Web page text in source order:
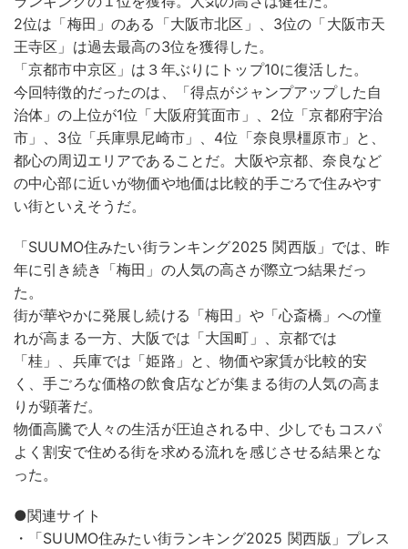
2位は「梅田」のある「大阪市北区」、3位の「大阪市天
王寺区」は過去最高の3位を獲得した。
「京都市中京区」は３年ぶりにトップ10に復活した。
今回特徴的だったのは、「得点がジャンプアップした自
治体」の上位が1位「大阪府箕面市」、2位「京都府宇治
市」、3位「兵庫県尼崎市」、4位「奈良県橿原市」と、
都心の周辺エリアであることだ。大阪や京都、奈良など
の中心部に近いが物価や地価は比較的手ごろで住みやす
い街といえそうだ。
「SUUMO住みたい街ランキング2025 関西版」では、昨
年に引き続き「梅田」の人気の高さが際立つ結果だっ
た。
街が華やかに発展し続ける「梅田」や「心斎橋」への憧
れが高まる一方、大阪では「大国町」、京都では
「桂」、兵庫では「姫路」と、物価や家賃が比較的安
く、手ごろな価格の飲食店などが集まる街の人気の高ま
りが顕著だ。
物価高騰で人々の生活が圧迫される中、少しでもコスパ
よく割安で住める街を求める流れを感じさせる結果とな
った。
●関連サイト
・「SUUMO住みたい街ランキング2025 関西版」プレス